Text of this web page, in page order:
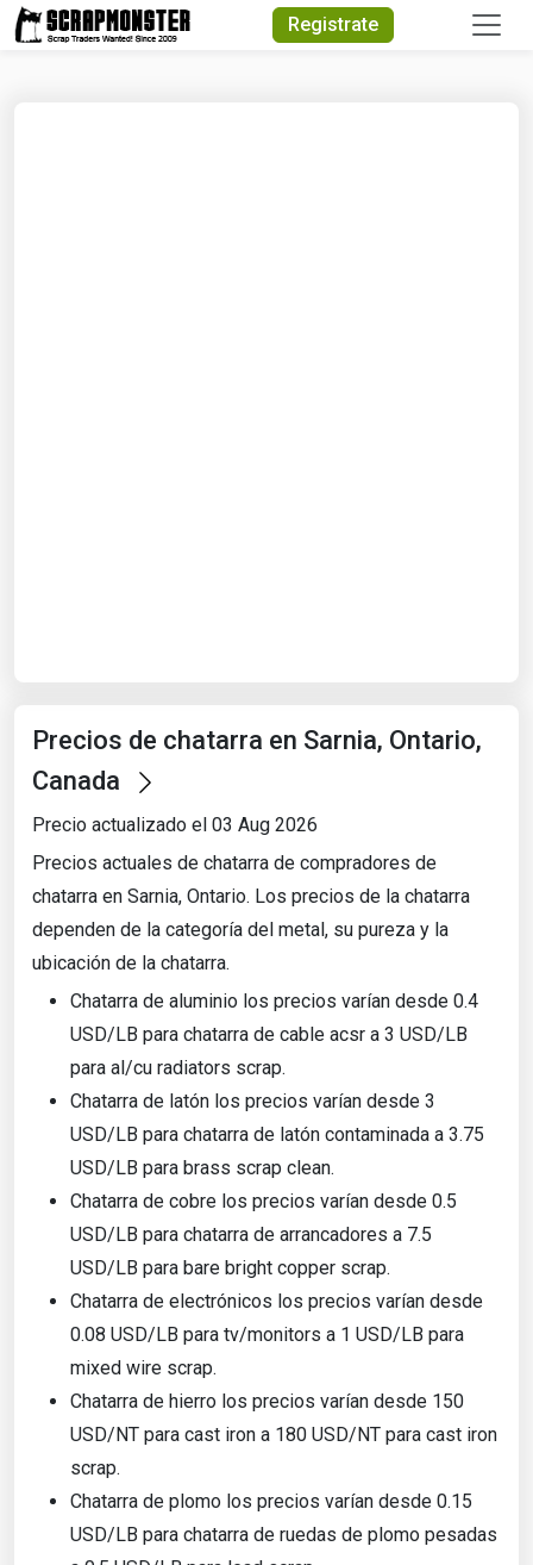
Registrate
Precios de chatarra en Sarnia, Ontario,
Canada
Precio actualizado el 03 Aug 2026
Precios actuales de chatarra de compradores de
chatarra en Sarnia, Ontario. Los precios de la chatarra
dependen de la categoría del metal, su pureza y la
ubicación de la chatarra.
Chatarra de aluminio los precios varían desde 0.4
USD/LB para chatarra de cable acsr a 3 USD/LB
para al/cu radiators scrap.
Chatarra de latón los precios varían desde 3
USD/LB para chatarra de latón contaminada a 3.75
USD/LB para brass scrap clean.
Chatarra de cobre los precios varían desde 0.5
USD/LB para chatarra de arrancadores a 7.5
USD/LB para bare bright copper scrap.
Chatarra de electrónicos los precios varían desde
0.08 USD/LB para tv/monitors a 1 USD/LB para
mixed wire scrap.
Chatarra de hierro los precios varían desde 150
USD/NT para cast iron a 180 USD/NT para cast iron
scrap.
Chatarra de plomo los precios varían desde 0.15
USD/LB para chatarra de ruedas de plomo pesadas
Quick Search
Search